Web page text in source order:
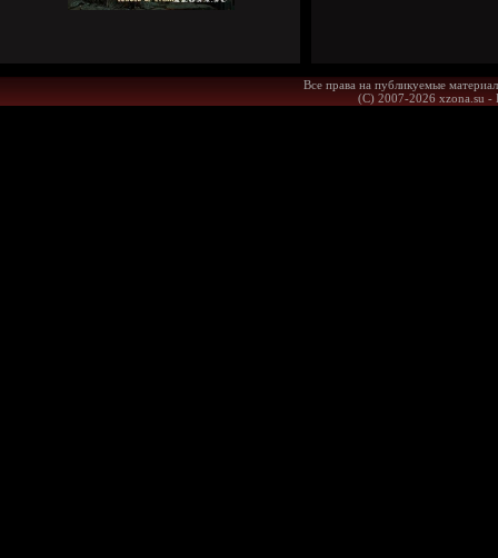
Все права на публикуемые
(С) 2007-2026 xzona.su -